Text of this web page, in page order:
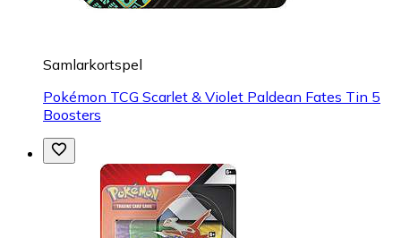
Samlarkortspel
Pokémon TCG Scarlet & Violet Paldean Fates Tin 5
Boosters